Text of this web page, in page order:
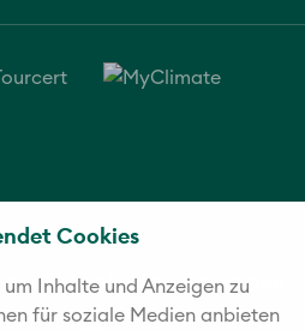
Cookies
Inhalte und Anzeigen zu
für soziale Medien anbieten
Twerenbold Reisen Gruppe